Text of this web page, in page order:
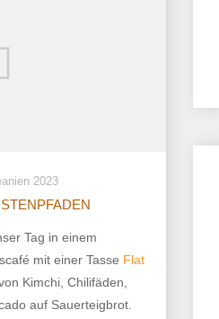
2023
Tag in einem
mit einer Tasse Flat
Kimchi, Chilifäden,
auf Sauerteigbrot.